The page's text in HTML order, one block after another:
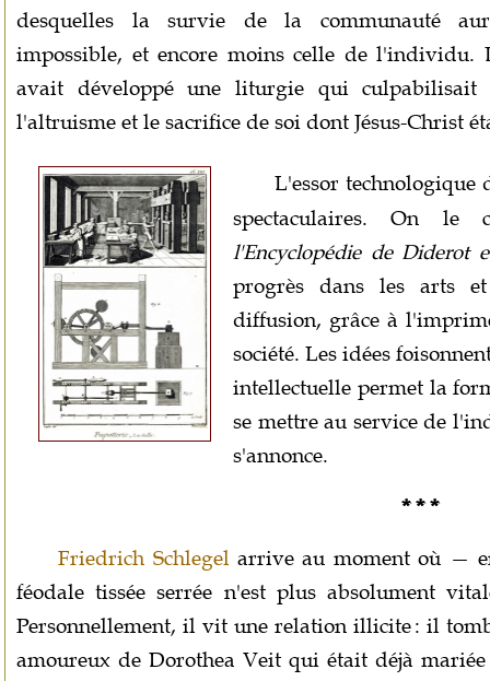
desquelles la survie de la communauté
impossible, et encore moins celle de l'individu.
avait développé une liturgie qui culpabilisait
l'altruisme et le sacrifice de soi dont Jésus-Christ
L'essor technologique
spectaculaires. On le
l'Encyclopédie de Diderot
progrès dans les arts
diffusion, grâce à
société. Les idées
intellectuelle permet la
se mettre au service de
s'annonce.
* * *
Friedrich Schlegel arrive au moment où —
féodale tissée serrée n'est plus absolument
Personnellement, il vit une relation illicite : il
amoureux de Dorothea Veit qui était déjà